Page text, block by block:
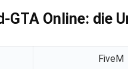
GTA Online: die
FiveM